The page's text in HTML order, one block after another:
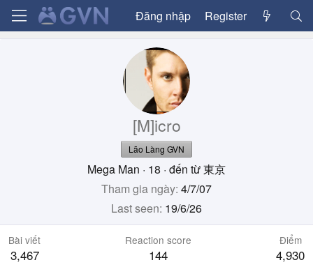
Đăng nhập Register
[M]icro
Lão Làng GVN
Mega Man · 18 · đến từ東京
Tham gia ngày 4/7/07
Last seen 19/6/26
Bài viết
3,467
Reaction score
144
Điểm
4,930